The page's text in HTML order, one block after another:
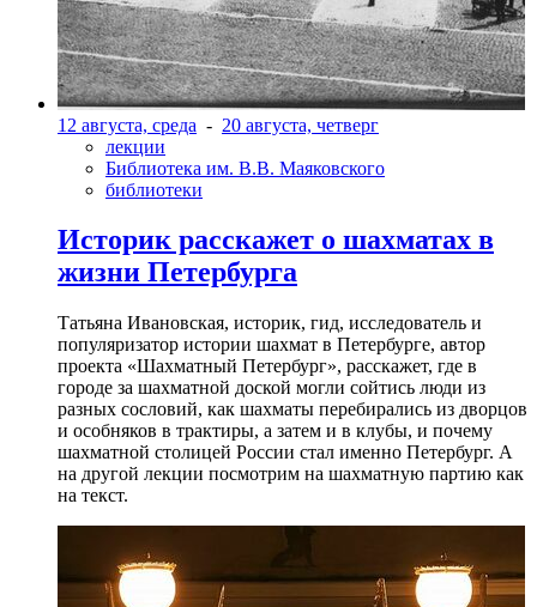
12 августа, среда - 20 августа, четверг
лекции
Библиотека им. В.В. Маяковского
библиотеки
Историк расскажет о шахматах в
жизни Петербурга
Татьяна Ивановская, историк, гид, исследователь и
популяризатор истории шахмат в Петербурге, автор
проекта «Шахматный Петербург», расскажет, где в
городе за шахматной доской могли сойтись люди из
разных сословий, как шахматы перебирались из дворцов
и особняков в трактиры, а затем и в клубы, и почему
шахматной столицей России стал именно Петербург. А
на другой лекции посмотрим на шахматную партию как
на текст.